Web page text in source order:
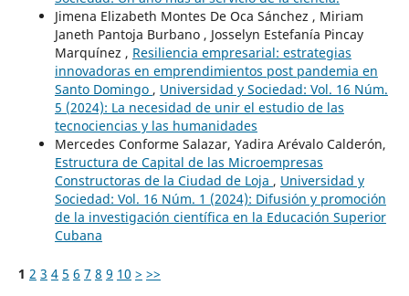
Jimena Elizabeth Montes De Oca Sánchez , Miriam
Janeth Pantoja Burbano , Josselyn Estefanía Pincay
Marquínez , Resiliencia empresarial: estrategias
innovadoras en emprendimientos post pandemia en
Santo Domingo , Universidad y Sociedad: Vol. 16 Núm.
5 (2024): La necesidad de unir el estudio de las
tecnociencias y las humanidades
Mercedes Conforme Salazar, Yadira Arévalo Calderón,
Estructura de Capital de las Microempresas
Constructoras de la Ciudad de Loja , Universidad y
Sociedad: Vol. 16 Núm. 1 (2024): Difusión y promoción
de la investigación científica en la Educación Superior
Cubana
1 2 3 4 5 6 7 8 9 10 > >>